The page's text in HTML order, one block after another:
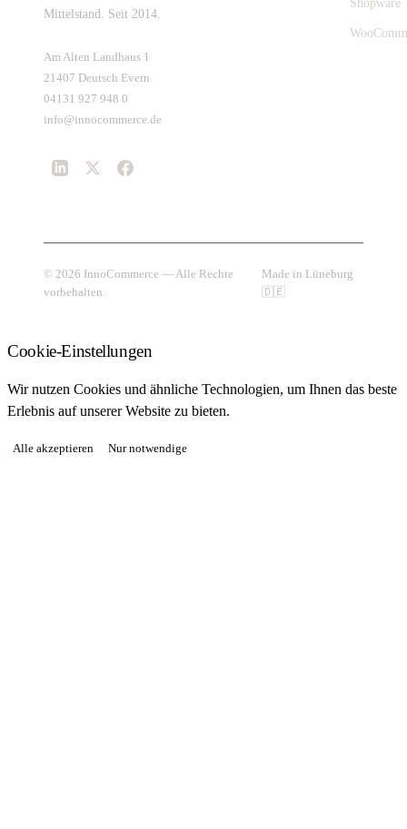
Mittelstand. Seit 2014.
Am Alten Landhaus 1
21407 Deutsch Evern
04131 927 948 0
info@innocommerce.de
Shopware
© 2026 InnoCommerce — Alle Rechte
vorbehalten.
Made in Lüneburg
🇩🇪
Cookie-Einstellungen
Wir nutzen Cookies und ähnliche Technologien, um Ihnen das beste
Erlebnis auf unserer Website zu bieten.
Alle akzeptieren Nur notwendige